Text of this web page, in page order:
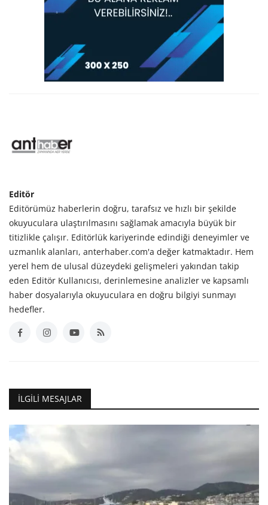
Editör
Editörümüz haberlerin doğru, tarafsız ve hızlı bir şekilde
okuyuculara ulaştırılmasını sağlamak amacıyla büyük bir
titizlikle çalışır. Editörlük kariyerinde edindiği deneyimler ve
uzmanlık alanları, anterhaber.com'a değer katmaktadır. Hem
yerel hem de ulusal düzeydeki gelişmeleri yakından takip
eden Editör Kullanıcısı, derinlemesine analizler ve kapsamlı
haber dosyalarıyla okuyuculara en doğru bilgiyi sunmayı
hedefler.
İLGILI MESAJLAR